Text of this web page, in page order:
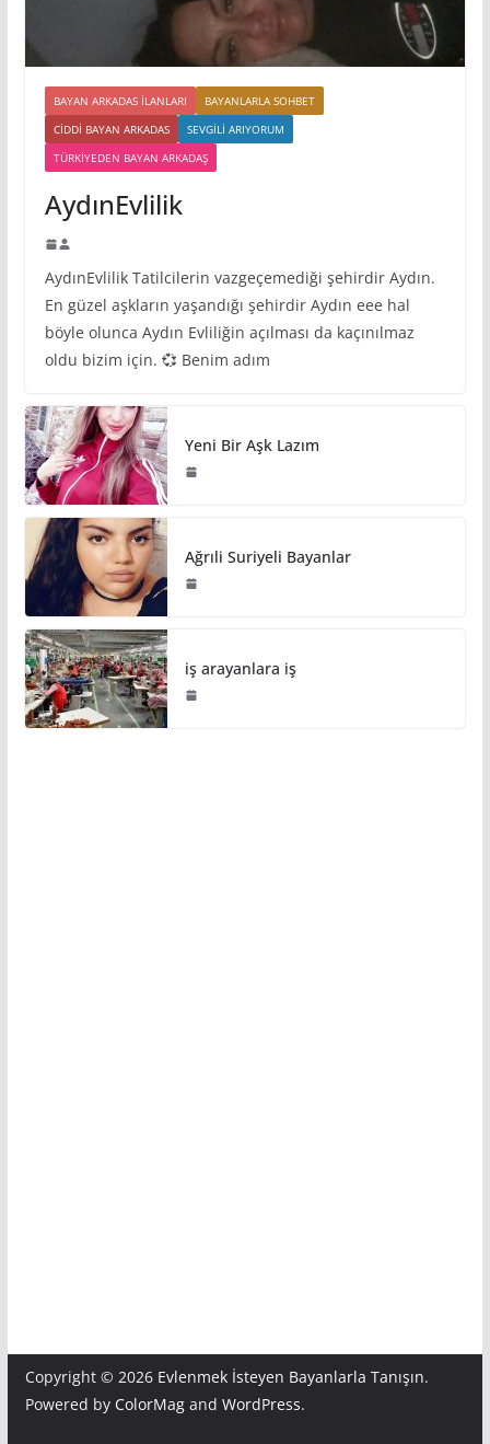
BAYAN ARKADAS ILANLARI
BAYANLARLA SOHBET
CIDDI BAYAN ARKADAS
SEVGILI ARIYORUM
TÜRKIYEDEN BAYAN ARKADAŞ
AydınEvlilik
AydınEvlilik Tatilcilerin vazgeçemediği şehirdir Aydın.
En güzel aşkların yaşandığı şehirdir Aydın eee hal
böyle olunca Aydın Evliliğin açılması da kaçınılmaz
oldu bizim için. 💞 Benim adım
Yeni Bir Aşk Lazım
Ağrıli Suriyeli Bayanlar
iş arayanlara iş
Copyright © 2026 Evlenmek İsteyen Bayanlarla Tanışın.
Powered by ColorMagand WordPress.